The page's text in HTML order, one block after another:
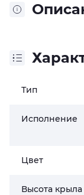
Тип
Исполнение
Цвет
Высота крыла